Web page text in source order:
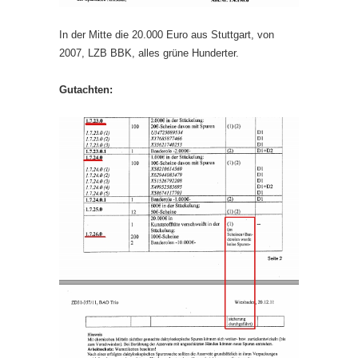
In der Mitte die 20.000 Euro aus Stuttgart, von
2007, LZB BBK, alles grüne Hunderter.
Gutachten: